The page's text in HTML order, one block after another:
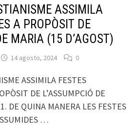
ASSIMILA
A PROPÒSIT DE
MARIA (15 D’AGOST)
14 agosto, 2024 0
ASSIMILA FESTES
DE L’ASSUMPCIÓ DE
DE QUINA MANERA LES FESTES
…